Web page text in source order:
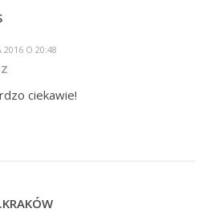
2016 O 20:48
ciekawie!